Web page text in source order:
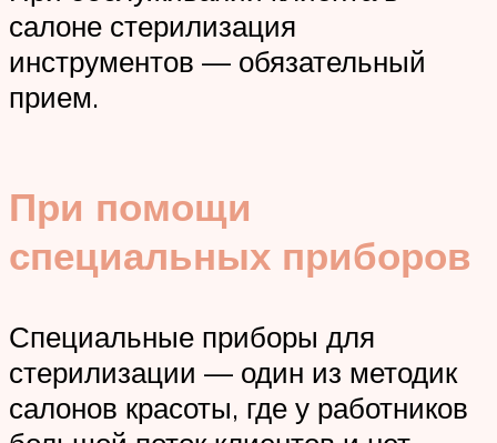
салоне стерилизация
инструментов — обязательный
прием.
При помощи
специальных приборов
Специальные приборы для
стерилизации — один из методик
салонов красоты, где у работников